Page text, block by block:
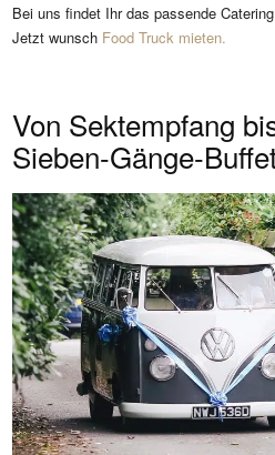
Bei uns findet Ihr das passende
Jetzt wunsch Food Truck mieten.
Von Sektempfang
Sieben-Gänge-